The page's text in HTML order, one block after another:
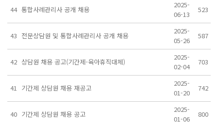
44 통합사례관리사 공개 채용
2025-
06-13
523
43 전문상담원 및 통합사례관리사 공개 채용
2025-
05-26
587
42 상담원 채용 공고(기간제-육아휴직대체)
2025-
02-04
703
41 기간제 상담원 채용 재공고
2025-
01-20
742
40 기간제 상담원 채용 공고
2025-
01-06
800